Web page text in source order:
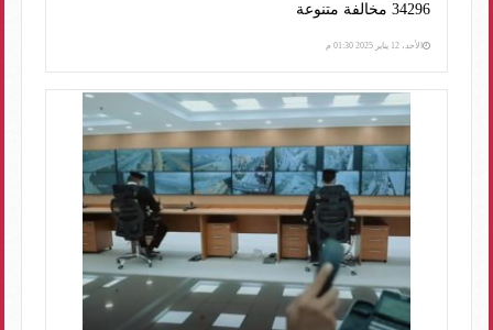
34296 مخالفة متنوعة
الأحد، 12 يناير 2025 01:30 م